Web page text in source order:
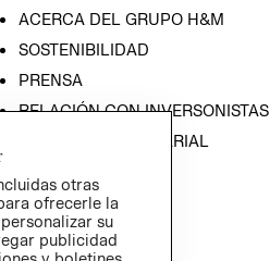
ACERCA DEL GRUPO H&M
SOSTENIBILIDAD
PRENSA
RELACIÓN CON INVERSONISTAS
POLÍTICA EMPRESARIAL
otras
ofrecerle la
su
publicidad